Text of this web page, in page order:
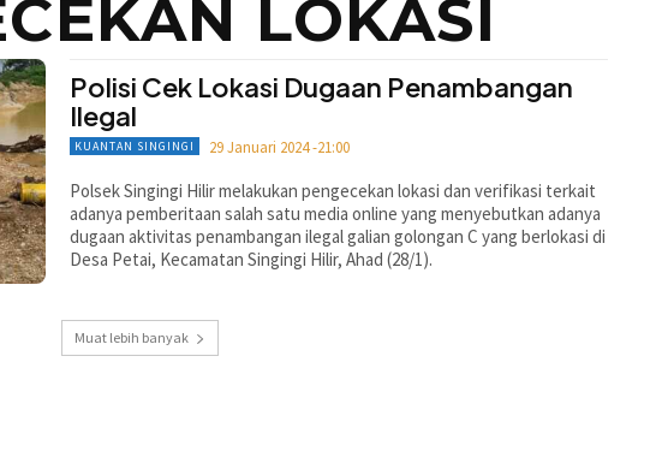
LOKASI
Polisi Cek Lokasi Dugaan Penambangan
Ilegal
KUANTAN SINGINGI 29 Januari 2024 -21:00
Polsek Singingi Hilir melakukan pengecekan lokasi dan verifikasi terkait
adanya pemberitaan salah satu media online yang menyebutkan adanya
dugaan aktivitas penambangan ilegal galian golongan C yang berlokasi di
Desa Petai, Kecamatan Singingi Hilir, Ahad (28/1).
Muat lebih banyak